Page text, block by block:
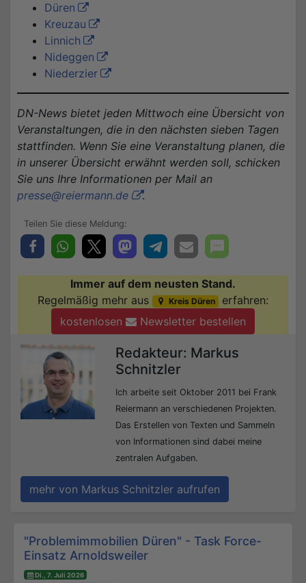
Düren
Kreuzau
Linnich
Nideggen
Niederzier
DN-News bietet jeden Mittwoch eine Übersicht von
Veranstaltungen, die in den nächsten sieben Tagen
stattfinden. Wenn Sie eine Veranstaltung planen, die
in unserer Übersicht erwähnt werden soll, schicken
Sie uns Ihre Informationen per Mail an
presse@reiermann.de
.
Immer auf dem neusten Stand.
Regelmäßig mehr aus
Kreis Düren erfahren:
kostenlosen
Newsletter bestellen
Redakteur: Markus
Schnitzler
Ich arbeite seit Oktober 2011 bei Frank
Reiermann an verschiedenen Projekten.
Das Erstellen von Texten und Sammeln
von Informationen sind dabei meine
zentralen Aufgaben.
mehr von Markus Schnitzler aufrufen
Beitrags-Navigation
"Problemimmobilien Düren" - Task Force-
Einsatz Arnoldsweiler
Di., 7. Juli 2026